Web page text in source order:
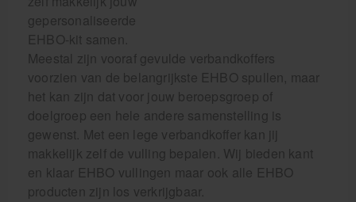
gepersonaliseerde
EHBO-kit samen.
Meestal zijn vooraf gevulde verbandkoffers
voorzien van de belangrijkste EHBO spullen, maar
het kan zijn dat voor jouw beroepsgroep of
doelgroep een hele andere samenstelling is
gewenst. Met een lege verbandkoffer kan jij
makkelijk zelf de vulling bepalen. Wij bieden kant
en klaar EHBO vullingen maar ook alle EHBO
producten zijn los verkrijgbaar.